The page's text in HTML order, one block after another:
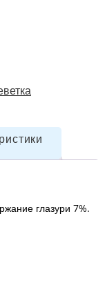
глазури 7%.